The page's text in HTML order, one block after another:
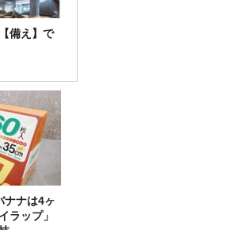
備え】で
ナナは4ヶ
ラップ」